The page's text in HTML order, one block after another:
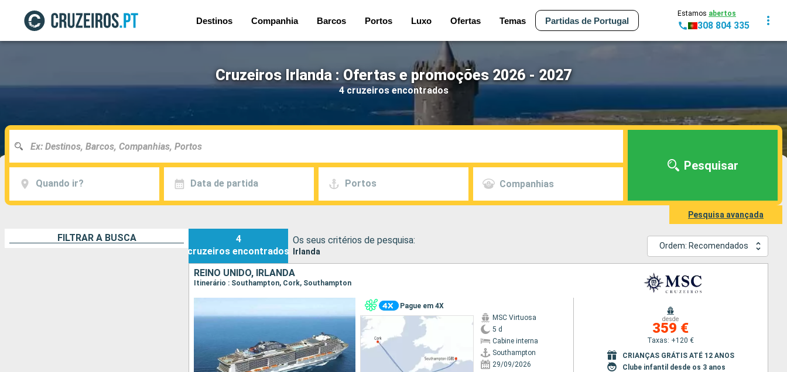
Destinos Companhia Barcos Portos Luxo Ofertas Temas Partidas de Portugal
Estamos abertos
308 804 335
Cruzeiros Irlanda : Ofertas e promoções 2026 - 2027
4 cruzeiros encontrados
Quando ir? Data de partida Portos Companhias
Pesquisar
Pesquisa avançada
FILTRAR A BUSCA
4
cruzeiros encontrados
Os seus critérios de pesquisa:
Irlanda
Ordem: Recomendados
REINO UNIDO, IRLANDA
Itinerário : Southampton, Cork, Southampton
Pague em 4X
MSC Virtuosa
5 d
Cabine interna
Southampton
29/09/2026
desde
359 €
Taxas: +120 €
CRIANÇAS GRÁTIS ATÉ 12 ANOS
Clube infantil desde os 3 anos